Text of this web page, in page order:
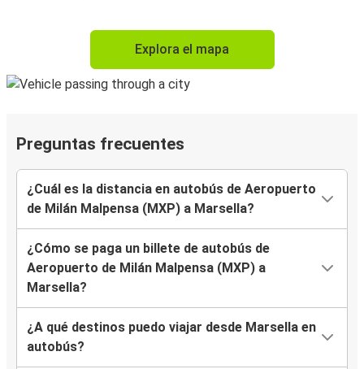
Explora el mapa
Preguntas frecuentes
¿Cuál es la distancia en autobús de Aeropuerto
de Milán Malpensa (MXP) a Marsella?
¿Cómo se paga un billete de autobús de
Aeropuerto de Milán Malpensa (MXP) a
Marsella?
¿A qué destinos puedo viajar desde Marsella en
autobús?